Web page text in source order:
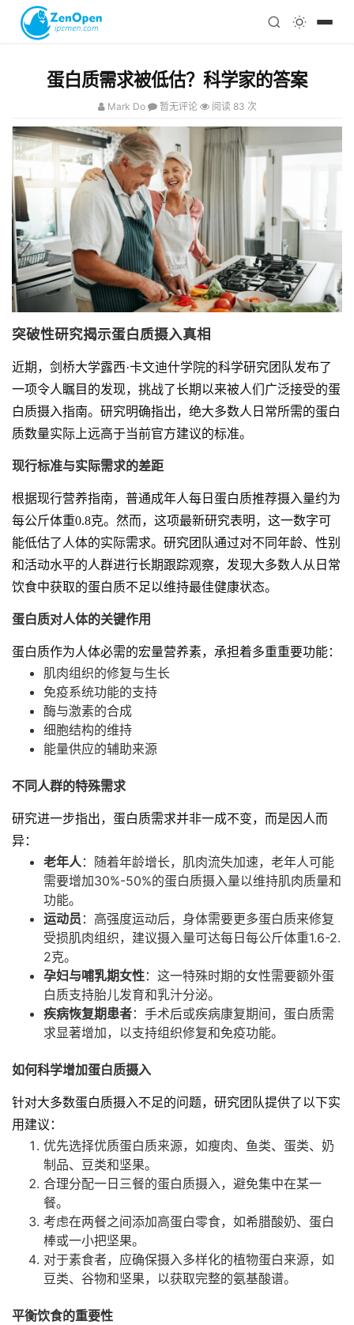
科技
心理
注册
蛋白质需求被低估？科学家的答案
Mark Do 暂无评论 阅读 83 次
突破性研究揭示蛋白质摄入真相
近期，剑桥大学露西·卡文迪什学院的科学研究团队发布了
一项令人瞩目的发现，挑战了长期以来被人们广泛接受的蛋
白质摄入指南。研究明确指出，绝大多数人日常所需的蛋白
质数量实际上远高于当前官方建议的标准。
现行标准与实际需求的差距
根据现行营养指南，普通成年人每日蛋白质推荐摄入量约为
每公斤体重0.8克。然而，这项最新研究表明，这一数字可
能低估了人体的实际需求。研究团队通过对不同年龄、性别
和活动水平的人群进行长期跟踪观察，发现大多数人从日常
饮食中获取的蛋白质不足以维持最佳健康状态。
蛋白质对人体的关键作用
蛋白质作为人体必需的宏量营养素，承担着多重重要功能：
肌肉组织的修复与生长
免疫系统功能的支持
酶与激素的合成
细胞结构的维持
能量供应的辅助来源
不同人群的特殊需求
研究进一步指出，蛋白质需求并非一成不变，而是因人而
异：
老年人：随着年龄增长，肌肉流失加速，老年人可能
需要增加30%-50%的蛋白质摄入量以维持肌肉质量和
功能。
运动员 ：高强度运动后，身体需要更多蛋白质来修复
受损肌肉组织，建议摄入量可达每日每公斤体重1.6-2.
2克。
孕妇与哺乳期女性：这一特殊时期的女性需要额外蛋
白质支持胎儿发育和乳汁分泌。
疾病恢复期患者：手术后或疾病康复期间，蛋白质需
求显著增加，以支持组织修复和免疫功能。
如何科学增加蛋白质摄入
针对大多数蛋白质摄入不足的问题，研究团队提供了以下实
用建议：
优先选择优质蛋白质来源，如瘦肉、鱼类、蛋类、奶
制品、豆类和坚果。
合理分配一日三餐的蛋白质摄入，避免集中在某一
餐。
考虑在两餐之间添加高蛋白零食，如希腊酸奶、蛋白
棒或一小把坚果。
对于素食者，应确保摄入多样化的植物蛋白来源，如
豆类、谷物和坚果，以获取完整的氨基酸谱。
平衡饮食的重要性